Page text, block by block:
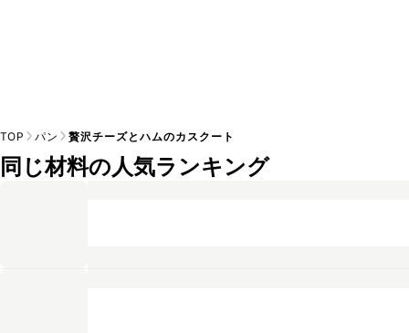
TOP パン 贅沢チーズとハムのカスクート
同じ材料の人気ランキング